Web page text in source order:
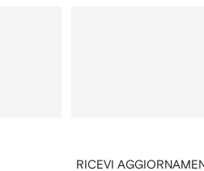
RICEVI